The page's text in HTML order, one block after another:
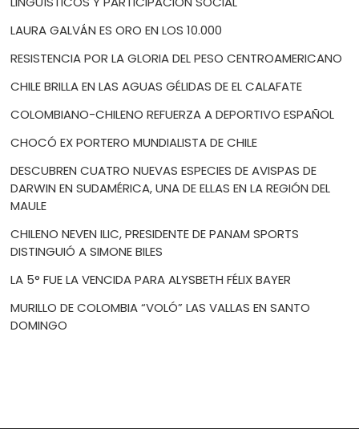
LAURA GALVÁN ES ORO EN LOS 10.000
RESISTENCIA POR LA GLORIA DEL PESO CENTROAMERICANO
CHILE BRILLA EN LAS AGUAS GÉLIDAS DE EL CALAFATE
COLOMBIANO-CHILENO REFUERZA A DEPORTIVO ESPAÑOL
CHOCÓ EX PORTERO MUNDIALISTA DE CHILE
DESCUBREN CUATRO NUEVAS ESPECIES DE AVISPAS DE
DARWIN EN SUDAMÉRICA, UNA DE ELLAS EN LA REGIÓN DEL
MAULE
CHILENO NEVEN ILIC, PRESIDENTE DE PANAM SPORTS
DISTINGUIÓ A SIMONE BILES
LA 5° FUE LA VENCIDA PARA ALYSBETH FÉLIX BAYER
MURILLO DE COLOMBIA “VOLÓ” LAS VALLAS EN SANTO
DOMINGO